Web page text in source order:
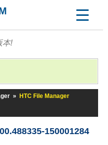
本!
»
HTC File Manager
150001284